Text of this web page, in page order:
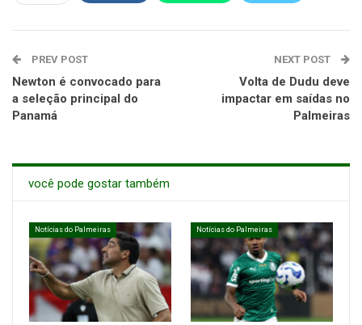
PREV POST
Newton é convocado para
a seleção principal do
Panamá
NEXT POST
Volta de Dudu deve
impactar em saídas no
Palmeiras
você pode gostar também
Notícias do Palmeiras Notícias do Palmeiras